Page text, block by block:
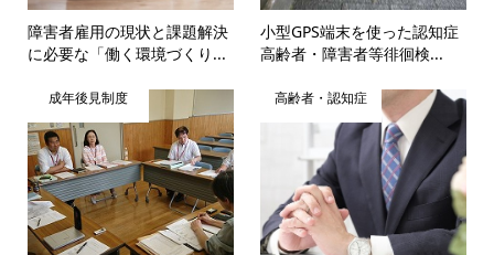
障害者雇用の現状と課題解決
に必要な「働く環境づくり...
小型GPS端末を使った認知症
高齢者・障害者等徘徊検...
成年後見制度 高齢者・認知症